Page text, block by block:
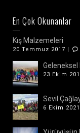
En Çok Okunanlar
Kış Malzemeleri
20 Temmuz 2017 |
Geleneksel
23 Ekim
Sevil
6 Ekim